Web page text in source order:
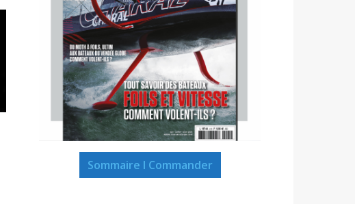
Sommaire I Commander